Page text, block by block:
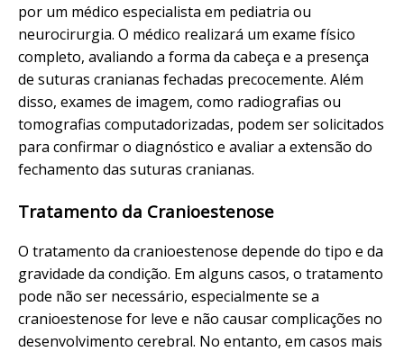
por um médico especialista em pediatria ou
neurocirurgia. O médico realizará um exame físico
completo, avaliando a forma da cabeça e a presença
de suturas cranianas fechadas precocemente. Além
disso, exames de imagem, como radiografias ou
tomografias computadorizadas, podem ser solicitados
para confirmar o diagnóstico e avaliar a extensão do
fechamento das suturas cranianas.
Tratamento da Cranioestenose
O tratamento da cranioestenose depende do tipo e da
gravidade da condição. Em alguns casos, o tratamento
pode não ser necessário, especialmente se a
cranioestenose for leve e não causar complicações no
desenvolvimento cerebral. No entanto, em casos mais